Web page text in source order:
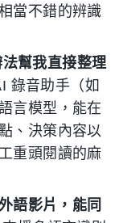
當不錯的辨識
幫我直接整理
錄音助手（如
言模型，能在
、決策內容以
重頭閱讀的麻
語影片，能同